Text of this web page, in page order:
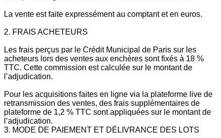
La vente est faite expressément au comptant et en euros.
2. FRAIS ACHETEURS
Les frais perçus par le Crédit Municipal de Paris sur les
acheteurs lors des ventes aux enchères sont fixés à 18 %
TTC. Cette commission est calculée sur le montant de
l’adjudication.
Pour les acquisitions faites en ligne via la plateforme live de
retransmission des ventes, des frais supplémentaires de
plateforme de 1,2 % TTC sont appliquées sur le montant de
l’adjudication.
3. MODE DE PAIEMENT ET DÉLIVRANCE DES LOTS